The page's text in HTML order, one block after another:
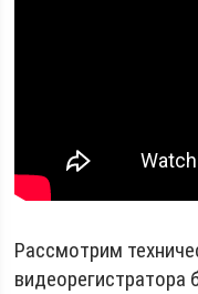
Рассмотрим
видеорегистратора